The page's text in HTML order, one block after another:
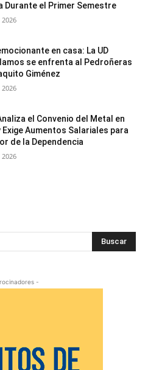
Durante el Primer Semestre
en casa: La UD
se enfrenta al Pedroñeras
Giménez
el Convenio del Metal en
Exige Aumentos Salariales para
de la Dependencia
Buscar
-